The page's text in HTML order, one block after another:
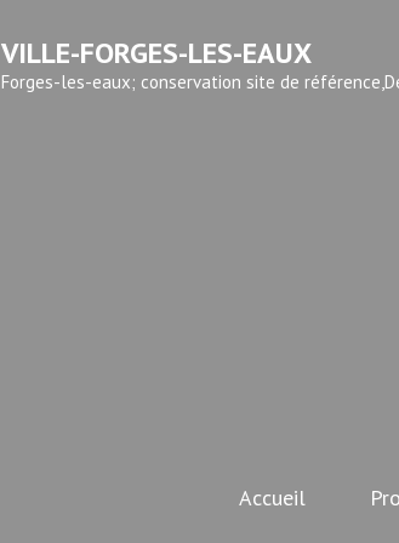
VILLE-FORGES-LES-EAUX
Forges-les-eaux; conservation site de
Accueil